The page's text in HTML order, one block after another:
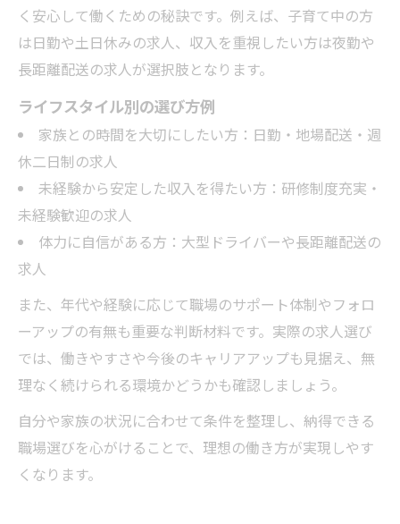
く安心して働くための秘訣です。例えば、子育て中の方
は日勤や土日休みの求人、収入を重視したい方は夜勤や
長距離配送の求人が選択肢となります。
ライフスタイル別の選び方例
家族との時間を大切にしたい方：日勤・地場配送・週
休二日制の求人
未経験から安定した収入を得たい方：研修制度充実・
未経験歓迎の求人
体力に自信がある方：大型ドライバーや長距離配送の
求人
また、年代や経験に応じて職場のサポート体制やフォロ
ーアップの有無も重要な判断材料です。実際の求人選び
では、働きやすさや今後のキャリアアップも見据え、無
理なく続けられる環境かどうかも確認しましょう。
自分や家族の状況に合わせて条件を整理し、納得できる
職場選びを心がけることで、理想の働き方が実現しやす
くなります。